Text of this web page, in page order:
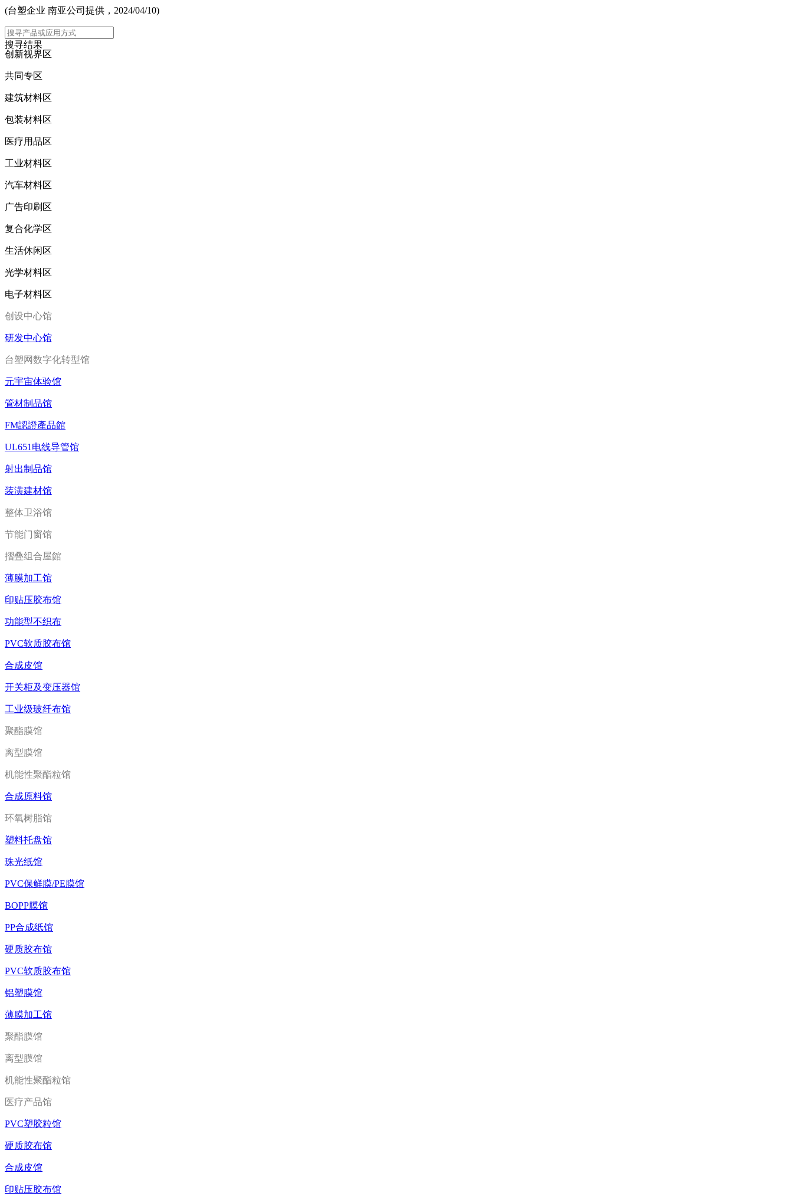
(台塑企业 南亚公司提供，2024/04/10)
搜寻结果
主选单
创新视界区
共同专区
建筑材料区
包装材料区
医疗用品区
工业材料区
汽车材料区
广告印刷区
复合化学区
生活休闲区
光学材料区
电子材料区
创设中心馆
研发中心馆
台塑网数字化转型馆
元宇宙体验馆
管材制品馆
FM認證產品館
UL651电线导管馆
射出制品馆
装潢建材馆
整体卫浴馆
节能门窗馆
摺叠组合屋館
薄膜加工馆
印贴压胶布馆
功能型不织布
PVC软质胶布馆
合成皮馆
开关柜及变压器馆
工业级玻纤布馆
聚酯膜馆
离型膜馆
机能性聚酯粒馆
合成原料馆
环氧树脂馆
塑料托盘馆
珠光纸馆
PVC保鲜膜/PE膜馆
BOPP膜馆
PP合成纸馆
硬质胶布馆
PVC软质胶布馆
铝塑膜馆
薄膜加工馆
聚酯膜馆
离型膜馆
机能性聚酯粒馆
医疗产品馆
PVC塑胶粒馆
硬质胶布馆
合成皮馆
印贴压胶布馆